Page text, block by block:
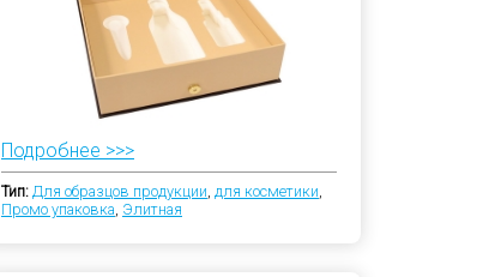
Подробнее >>>
Тип: Для образцов продукции, для косметики,
Промо упаковка, Элитная